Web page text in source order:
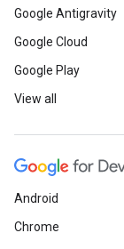
Google Antigravity
Google Cloud
Google Play
View all
Android
Chrome